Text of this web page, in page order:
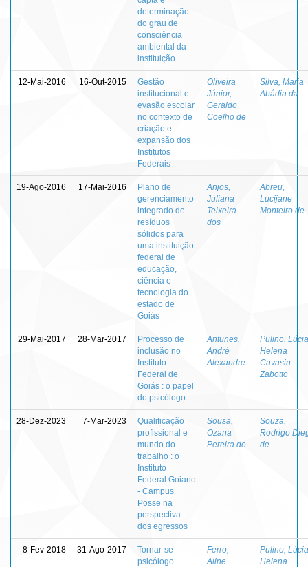
determinação
do grau de
consciência
ambiental da
instituição
12-Mai-2016 16-Out-2015
Gestão
institucional e
evasão escolar
no contexto de
criação e
expansão dos
Institutos
Federais
Oliveira
Júnior,
Geraldo
Coelho de
Silva, Maria
Abádia da
19-Ago-2016 17-Mai-2016
Plano de
gerenciamento
integrado de
resíduos
sólidos para
uma instituição
federal de
educação,
ciência e
tecnologia do
estado de
Goiás
Anjos,
Juliana
Teixeira
dos
Abreu,
Lucijane
Monteiro de
29-Mai-2017 28-Mar-2017
Processo de
inclusão no
Instituto
Federal de
Goiás : o papel
do psicólogo
Antunes,
André
Alexandre
Pulino, Lúcia
Helena
Cavasin
Zabotto
28-Dez-2023 7-Mar-2023
Qualificação
profissional e
mundo do
trabalho : o
Instituto
Federal Goiano
- Campus
Posse na
perspectiva
dos egressos
Sousa,
Ozana
Pereira de
Souza,
Rodrigo
de
8-Fev-2018 31-Ago-2017
Tornar-se
psicólogo
Ferro,
Aline
Pulino, Lúcia
Helena